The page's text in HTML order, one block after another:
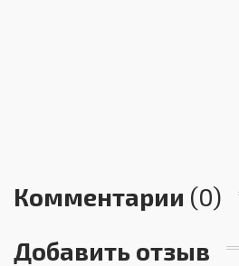
Комментарии (0)
Добавить отзыв